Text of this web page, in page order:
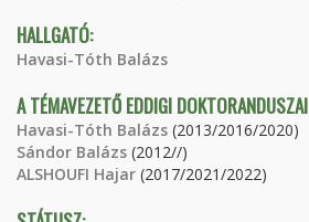
HALLGATÓ:
Havasi-Tóth Balázs
A TÉMAVEZETŐ EDDIGI DOKTORANDUSZAI
Havasi-Tóth Balázs (2013/2016/2020)
Sándor Balázs (2012//)
ALSHOUFI Hajar (2017/2021/2022)